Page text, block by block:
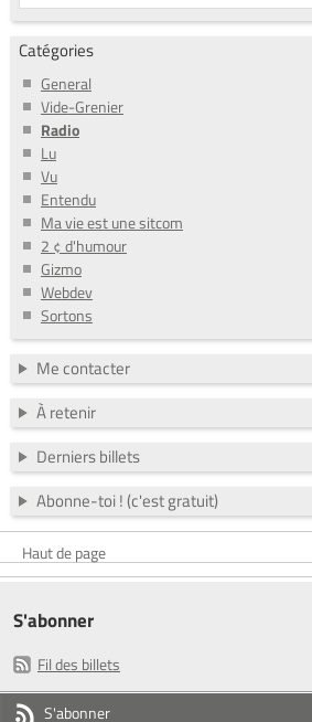
Catégories
General
Vide-Grenier
Radio
Lu
Vu
Entendu
Ma vie est une sitcom
2 ¢ d'humour
Gizmo
Webdev
Sortons
Me contacter
À retenir
Derniers billets
Abonne-toi ! (c'est gratuit)
Haut de page
S'abonner
Fil des billets
S'abonner